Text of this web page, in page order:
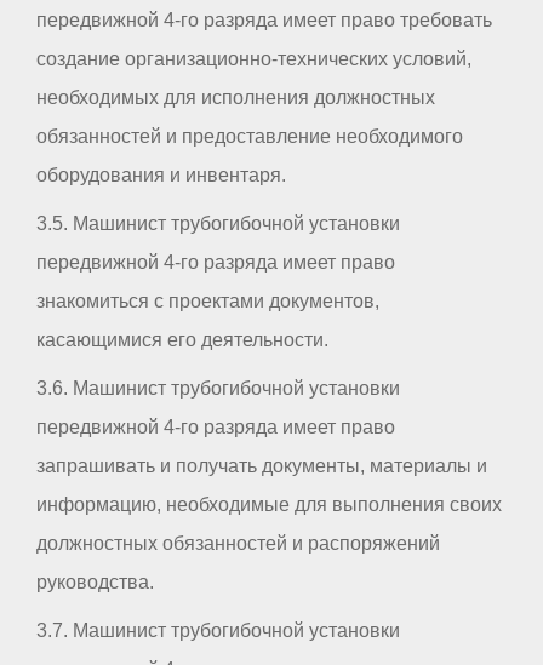
передвижной 4-го разряда имеет право требовать
создание организационно-технических условий,
необходимых для исполнения должностных
обязанностей и предоставление необходимого
оборудования и инвентаря.
3.5. Машинист трубогибочной установки
передвижной 4-го разряда имеет право
знакомиться с проектами документов,
касающимися его деятельности.
3.6. Машинист трубогибочной установки
передвижной 4-го разряда имеет право
запрашивать и получать документы, материалы и
информацию, необходимые для выполнения своих
должностных обязанностей и распоряжений
руководства.
3.7. Машинист трубогибочной установки